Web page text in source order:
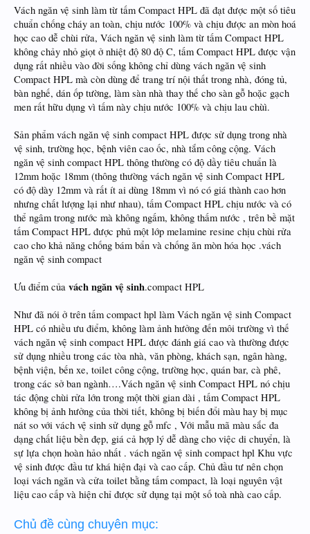
Vách ngăn vệ sinh làm từ tấm Compact HPL đã đạt được một số tiêu
chuẩn chống cháy an toàn, chịu nước 100% và chịu được an mòn hoá
học cao dễ chùi rửa, Vách ngăn vệ sinh làm từ tấm Compact HPL
không chảy nhỏ giọt ở nhiệt độ 80 độ C, tấm Compact HPL được vận
dụng rất nhiều vào đời sống không chỉ dùng vách ngăn vệ sinh
Compact HPL mà còn dùng để trang trí nội thất trong nhà, đóng tủ,
bàn nghế, dán ốp tường, làm sàn nhà thay thế cho sàn gỗ hoặc gạch
men rất hữu dụng vì tấm này chịu nước 100% và chịu lau chùì.
Sản phẩm vách ngăn vệ sinh compact HPL được sử dụng trong nhà
vệ sinh, trường học, bệnh viên cao ốc, nhà tắm công cộng. Vách
ngăn vệ sinh compact HPL thông thường có độ dầy tiêu chuẩn là
12mm hoặc 18mm (thông thường vách ngăn vệ sinh Compact HPL
có độ dày 12mm và rất ít ai dùng 18mm vì nó có giá thành cao hơn
nhưng chất lượng lại như nhau), tấm Compact HPL chịu nước và có
thể ngâm trong nước mà không ngấm, không thấm nước , trên bề mặt
tấm Compact HPL được phủ một lớp melamine resine chịu chùi rửa
cao cho khả năng chống bám bẩn và chống ăn mòn hóa học .vách
ngăn vệ sinh compact
Ưu điểm của vách ngăn vệ sinh.compact HPL
Như đã nói ở trên tấm compact hpl làm Vách ngăn vệ sinh Compact
HPL có nhiều ưu điểm, không làm ảnh hưởng đến môi trường vì thế
vách ngăn vệ sinh compact HPL được đánh giá cao và thường được
sử dụng nhiều trong các tòa nhà, văn phòng, khách sạn, ngân hàng,
bệnh viện, bến xe, toilet công cộng, trường học, quán bar, cà phê,
trong các sở ban ngành….Vách ngăn vệ sinh Compact HPL nó chịu
tác động chùi rửa lớn trong một thời gian dài , tấm Compact HPL
không bị ảnh hưởng của thời tiết, không bị biến đổi màu hay bị mục
nát so với vách vệ sinh sử dụng gỗ mfc , Với mẫu mã màu sắc đa
dạng chất liệu bền đẹp, giá cả hợp lý dễ dàng cho việc di chuyển, là
sự lựa chọn hoàn hảo nhất . vách ngăn vệ sinh compact hpl Khu vực
vệ sinh được đầu tư khá hiện đại và cao cấp. Chủ đầu tư nên chọn
loại vách ngăn và cửa toilet bằng tấm compact, là loại nguyên vật
liệu cao cấp và hiện chỉ được sử dụng tại một số toà nhà cao cấp.
Chủ đề cùng chuyên mục: